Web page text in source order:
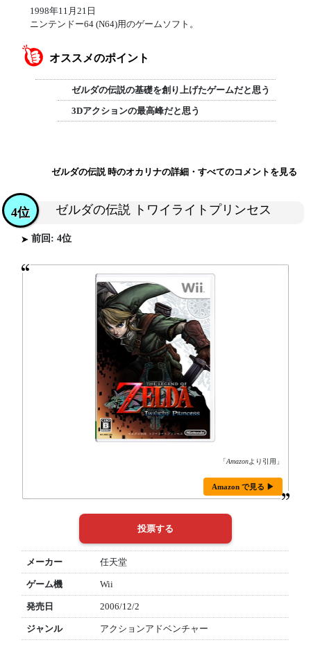
1998年11月21日
ニンテンドー64 (N64)用のゲームソフト。
オススメのポイント
ゼルダの伝説の基礎を創り上げたゲームだと思う
3Dアクションの最高峰だと思う
ゼルダの伝説 時のオカリナの詳細・すべてのコメントを見る
ゼルダの伝説 トワイライトプリンセス
4位
前回: 4位
「Amazonより引用」
Amazon で見る ▶
メーカー 任天堂
ゲーム機 Wii
発売日 2006/12/2
ジャンル アクションアドベンチャー